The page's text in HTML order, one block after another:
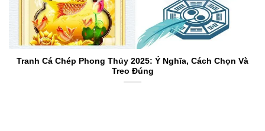
Tranh Cá Chép Phong Thủy 2025: Ý Nghĩa, Cách Chọn Và
Treo Đúng